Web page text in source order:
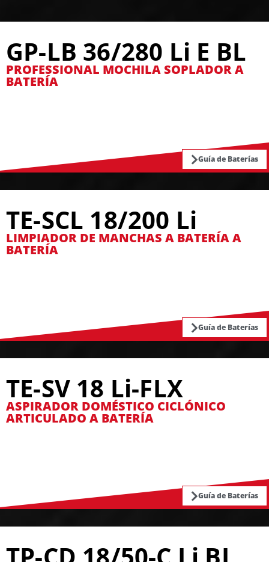
GP-LB 36/280 Li E BL
PROFESSIONAL MOCHILA SOPLADOR A
BATERÍA
Guía de Baterías
TE-SCL 18/200 Li
LIMPIADOR DE MANCHAS A BATERÍA A
BATERÍA
Guía de Baterías
TE-SV 18 Li-FLX
ASPIRADOR DOMÉSTICO CICLÓNICO
ARTICULADO A BATERÍA
Guía de Baterías